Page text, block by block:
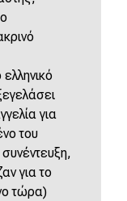
για
του
για το
τώρα)